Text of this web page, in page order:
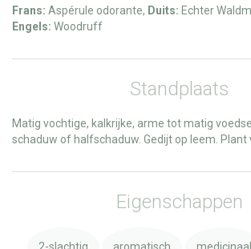
Frans: Aspérule odorante, Duits: Echter
Engels: Woodruff
Standplaats
Matig vochtige, kalkrijke, arme tot matig
schaduw of halfschaduw. Gedijt op leem. Plant
Eigenschappen